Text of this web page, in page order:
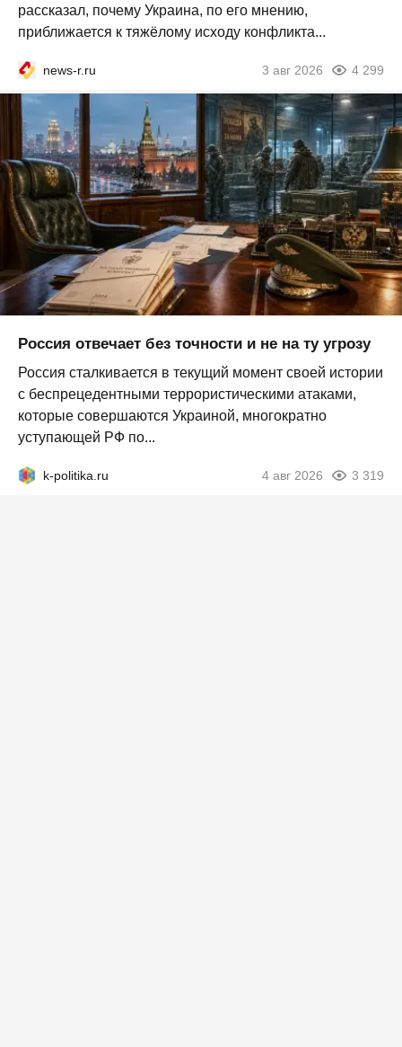
рассказал, почему Украина, по его мнению,
приближается к тяжёлому исходу конфликта...
news-r.ru 3 авг 2026 4 299
Россия отвечает без точности и не на ту угрозу
Россия сталкивается в текущий момент своей истории
с беспрецедентными террористическими атаками,
которые совершаются Украиной, многократно
уступающей РФ по...
k-politika.ru 4 авг 2026 3 319